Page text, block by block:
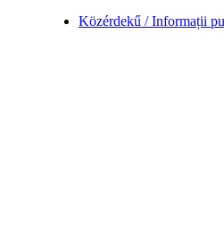
Közérdekű / Informații